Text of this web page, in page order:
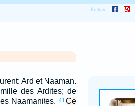
Ard et Naaman.
des Ardites; de
Naamanites.
41 Ce